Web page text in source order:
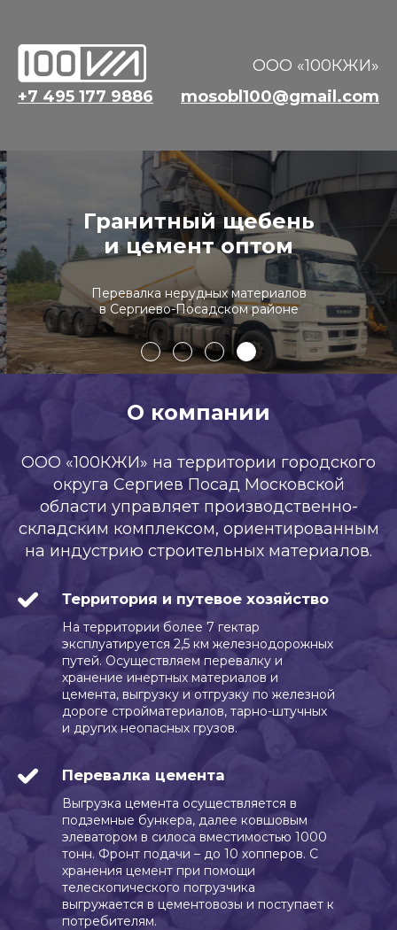
ООО «100КЖИ»
+7 495 177 9886
mosobl100@gmail.com
Гранитный щебень
и цемент оптом
Перевалка нерудных материалов
в Сергиево-Посадском районе
О компании
ООО «100КЖИ» на территории городского
округа Сергиев Посад Московской
области управляет производственно-
складским комплексом, ориентированным
на индустрию строительных материалов.
Территория и путевое хозяйство
На территории более 7 гектар
эксплуатируется 2,5 км железнодорожных
путей. Осуществляем перевалку и
хранение инертных материалов и
цемента, выгрузку и отгрузку по железной
дороге стройматериалов, тарно-штучных
и других неопасных грузов.
Перевалка цемента
Выгрузка цемента осуществляется в
подземные бункера, далее ковшовым
элеватором в силоса вместимостью 1000
тонн. Фронт подачи – до 10 хопперов. С
хранения цемент при помощи
телескопического погрузчика
выгружается в цементовозы и поступает к
потребителям.